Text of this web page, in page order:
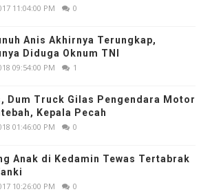
11:04:00 PM 0
Anis Akhirnya Terungkap,
Diduga Oknum TNI
09:54:00 PM 1
Dum Truck Gilas Pengendara Motor
Kepala Pecah
01:46:00 PM 0
Anak di Kedamin Tewas Tertabrak
10:26:00 PM 0